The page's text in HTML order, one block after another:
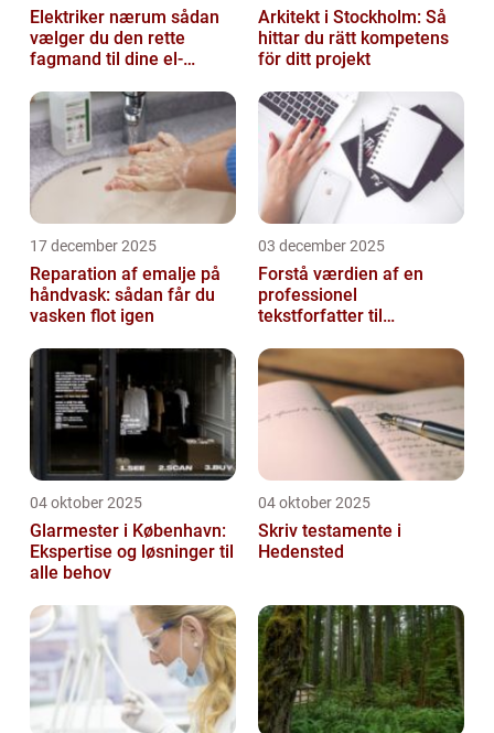
Elektriker nærum sådan
vælger du den rette
fagmand til dine el-
Arkitekt i Stockholm: Så
hittar du rätt kompetens
för ditt projekt
17 december 2025
Reparation af emalje på
håndvask: sådan får du
vasken flot igen
03 december 2025
Forstå værdien af en
professionel
tekstforfatter til
04 oktober 2025
Glarmester i København:
Ekspertise og løsninger til
alle behov
04 oktober 2025
Skriv testamente i
Hedensted